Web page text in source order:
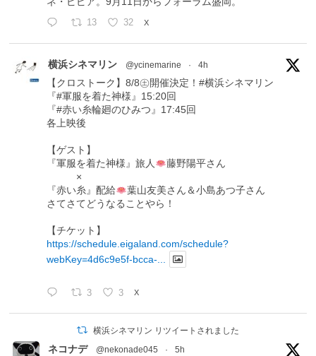
13 32 X
横浜シネマリン @ycinemarine · 4h
【クロストーク】8/8㊏開催決定！#横浜シネマリン
『#軍服を着た神様』15:20回
『#赤い糸輪廻のひみつ』17:45回
各上映後
【ゲスト】
『軍服を着た神様』旅人
藤野陽平さん
×
『赤い糸』配給
葉山友美さん＆小島あつ子さん
さてさてどうなることやら！
【チケット】
https://schedule.eigaland.com/schedule?
webKey=4d6c9e5f-bcca-...
3 3 X
横浜シネマリン リツイートされました
ネコナデ @nekonade045 · 5h